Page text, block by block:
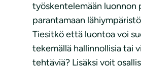
työskentelemään luonnon
parantamaan
Tiesitkö että luontoa voi
tekemällä hallinnollisia tai
tehtäviä? Lisäksi voit